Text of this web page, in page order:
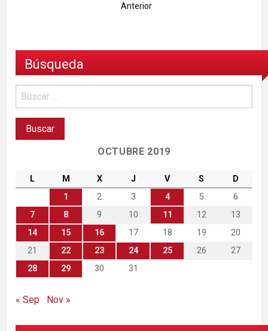
Anterior
Búsqueda
OCTUBRE 2019
L M X J V S
D
1
2 3 4 5
6
7
8 9 10 11 12
13
14
15 16 17 18 19
20
21
22 23 24 25 26
27
28
29 30 31
« Sep Nov »